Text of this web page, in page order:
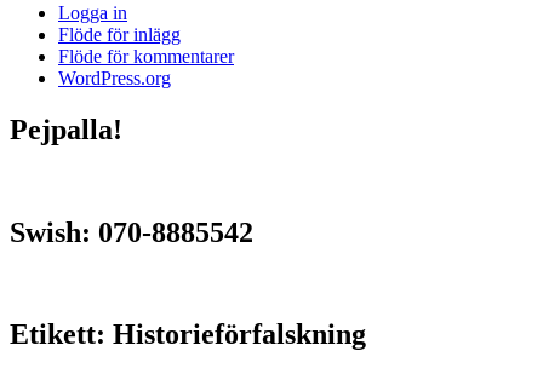
Logga in
Flöde för inlägg
Flöde för kommentarer
WordPress.org
Pejpalla!
Swish: 070-8885542
Etikett: Historieförfalskning